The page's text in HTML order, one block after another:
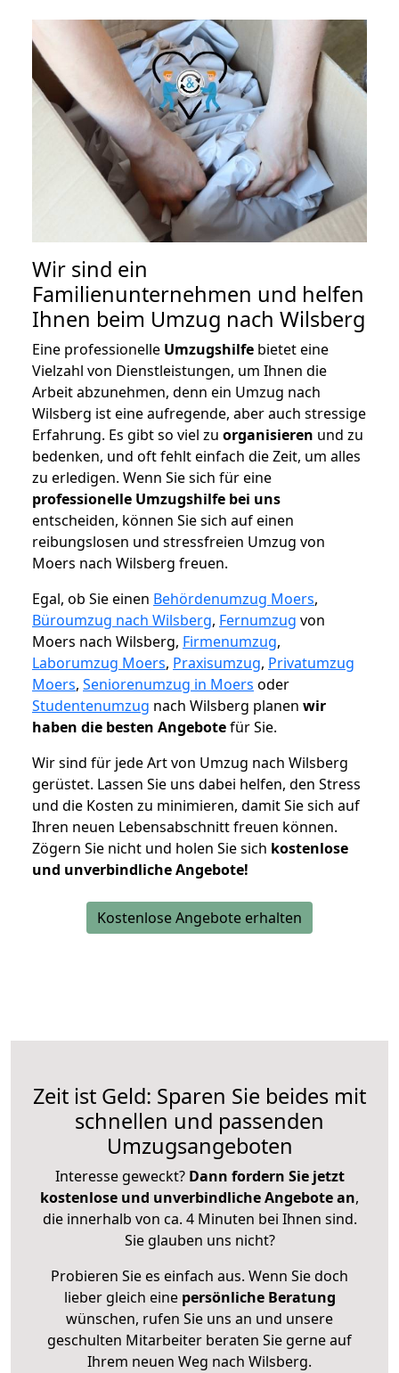
Wir sind ein
Familienunternehmen und helfen
Ihnen beim Umzug nach Wilsberg
Eine professionelle Umzugshilfe bietet eine
Vielzahl von Dienstleistungen, um Ihnen die
Arbeit abzunehmen, denn ein Umzug nach
Wilsberg ist eine aufregende, aber auch stressige
Erfahrung. Es gibt so viel zu organisieren und zu
bedenken, und oft fehlt einfach die Zeit, um alles
zu erledigen. Wenn Sie sich für eine
professionelle Umzugshilfe bei uns
entscheiden, können Sie sich auf einen
reibungslosen und stressfreien Umzug von
Moers nach Wilsberg freuen.
Egal, ob Sie einen Behördenumzug Moers,
Büroumzug nach Wilsberg, Fernumzug von
Moers nach Wilsberg, Firmenumzug,
Laborumzug Moers, Praxisumzug, Privatumzug
Moers, Seniorenumzug in Moers oder
Studentenumzug nach Wilsberg planen wir
haben die besten Angebotefür Sie.
Wir sind für jede Art von Umzug nach Wilsberg
gerüstet. Lassen Sie uns dabei helfen, den Stress
und die Kosten zu minimieren, damit Sie sich auf
Ihren neuen Lebensabschnitt freuen können.
Zögern Sie nicht und holen Sie sich kostenlose
und unverbindliche Angebote!
Kostenlose Angebote erhalten
Zeit ist Geld: Sparen Sie beides mit
schnellen und passenden
Umzugsangeboten
Interesse geweckt? Dann fordern Sie jetzt
kostenlose und unverbindliche Angebote an,
die innerhalb von ca. 4 Minuten bei Ihnen sind.
Sie glauben uns nicht?
Probieren Sie es einfach aus. Wenn Sie doch
lieber gleich eine persönliche Beratung
wünschen, rufen Sie uns an und unsere
geschulten Mitarbeiter beraten Sie gerne auf
Ihrem neuen Weg nach Wilsberg.